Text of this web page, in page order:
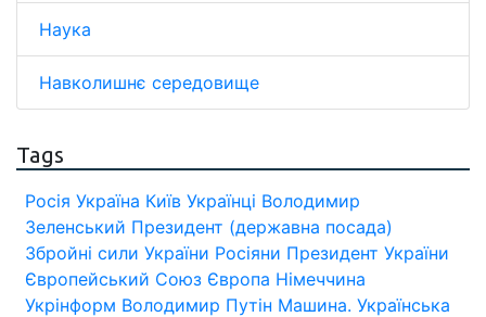
Наука
Навколишнє середовище
Tags
Росія Україна Київ Українці Володимир
Зеленський Президент (державна посада)
Збройні сили України Росіяни Президент України
Європейський Союз Європа Німеччина
Укрінформ Володимир Путін Машина. Українська